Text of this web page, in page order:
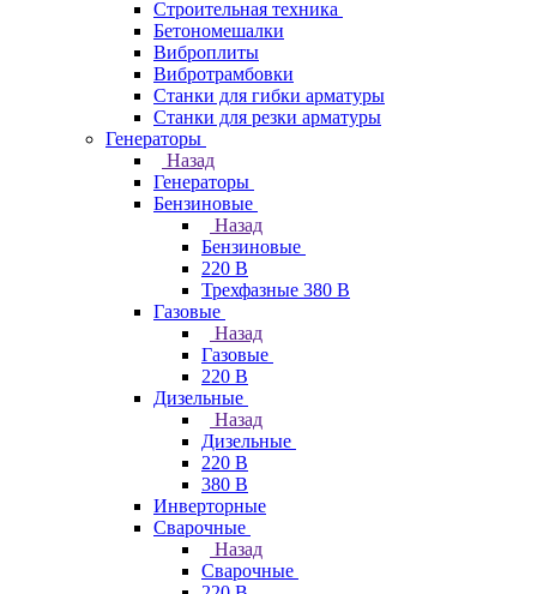
Строительная техника
Бетономешалки
Виброплиты
Вибротрамбовки
Станки для гибки арматуры
Станки для резки арматуры
Генераторы
Назад
Генераторы
Бензиновые
Назад
Бензиновые
220 В
Трехфазные 380 В
Газовые
Назад
Газовые
220 В
Дизельные
Назад
Дизельные
220 В
380 В
Инверторные
Сварочные
Назад
Сварочные